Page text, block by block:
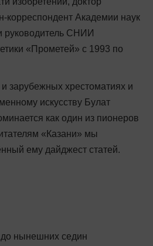
корреспондент Академии наук
руководитель СНИИ
«Прометей» с 1993 по
зарубежных хрестоматиях и
искусству Булат
как один из пионеров
«Казани» мы
ему дайджест статей.
до нынешних седин